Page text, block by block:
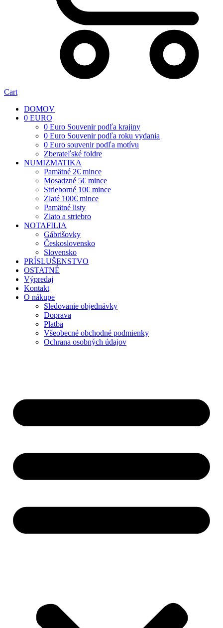
Cart
DOMOV
0 EURO
0 Euro Souvenir podľa krajiny
0 Euro Souvenir podľa roku vydania
0 Euro souvenir podľa motívu
Zberateľské foldre
NUMIZMATIKA
Pamätné 2€ mince
Mosadzné 5€ mince
Strieborné 10€ mince
Zlaté 100€ mince
Pamätné listy
Zlato a striebro
NOTAFILIA
Gábrišovky
Československo
Slovensko
PRÍSLUŠENSTVO
OSTATNÉ
Výpredaj
Kontakt
O nákupe
Sledovanie objednávky
Doprava
Platba
Všeobecné obchodné podmienky
Ochrana osobných údajov